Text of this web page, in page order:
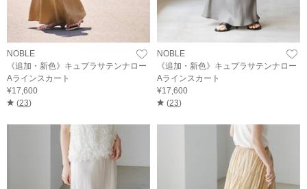
NOBLE
《追加・新色》キュプラサテンナロー
Aラインスカート
¥17,600
(23)
NOBLE
《追加・新色》キュプラサテンナロー
Aラインスカート
¥17,600
(23)